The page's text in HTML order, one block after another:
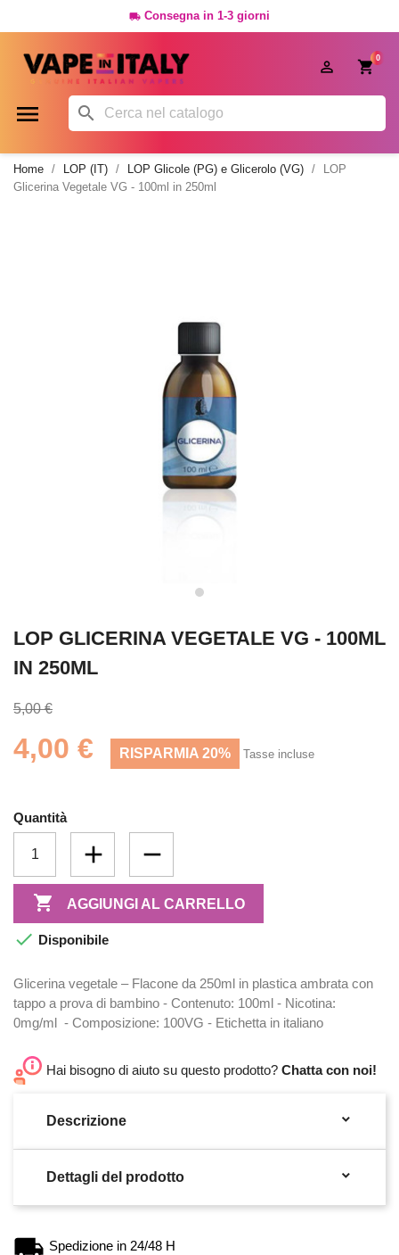
 Consegna in 1-3 giorni
0

 
Home LOP (IT) LOP Glicole (PG) e Glicerolo (VG)
LOP
Glicerina Vegetale VG - 100ml in 250ml
LOP GLICERINA VEGETALE VG - 100ML
IN 250ML
5,00 €
4,00 € RISPARMIA 20% Tasse incluse
Quantità
 AGGIUNGI AL CARRELLO
 Disponibile
Glicerina vegetale – Flacone da 250ml in plastica ambrata con
tappo a prova di bambino - Contenuto: 100ml - Nicotina:
0mg/ml - Composizione: 100VG - Etichetta in italiano
Hai bisogno di aiuto su questo prodotto? Chatta con noi!
Descrizione 
Dettagli del prodotto 
Spedizione in 24/48 H